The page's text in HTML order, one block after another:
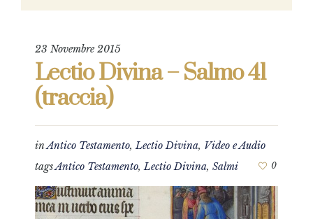
23 Novembre 2015
Lectio Divina – Salmo 41
(traccia)
inAntico Testamento,Lectio Divina, Video e Audio
tagsAntico Testamento,Lectio Divina, Salmi 0